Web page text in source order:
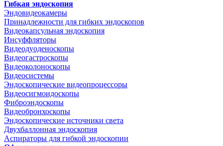
Гибкая эндоскопия
Эндовидеокамеры
Принадлежности для гибких эндоскопов
Видеокапсульная эндоскопия
Инсуффляторы
Видеодуоденоскопы
Видеогастроскопы
Видеоколоноскопы
Видеосистемы
Эндоскопические видеопроцессоры
Видеосигмоидоскопы
Фиброэндоскопы
Видеобронхоскопы
Эндоскопические источники света
Двухбаллонная эндоскопия
Аспираторы для гибкой эндоскопии